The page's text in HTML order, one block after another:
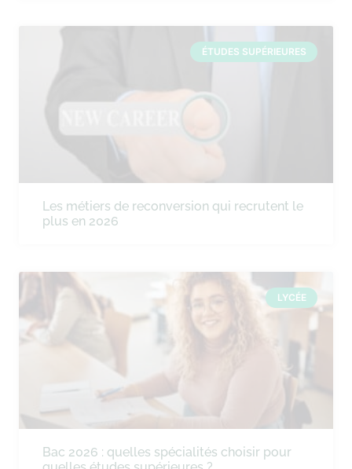
ÉTUDES SUPÉRIEURES
Les métiers de reconversion qui recrutent le
plus en 2026
LYCÉE
Bac 2026 : quelles spécialités choisir pour